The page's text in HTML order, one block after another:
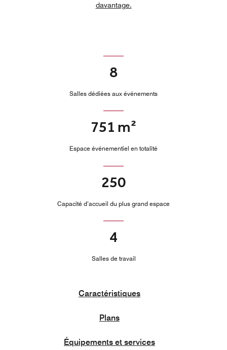
davantage.
8
Salles dédiées aux événements
751 m²
Espace événementiel en totalité
250
Capacité d’accueil du plus grand espace
4
Salles de travail
Caractéristiques
Plans
Équipements et services